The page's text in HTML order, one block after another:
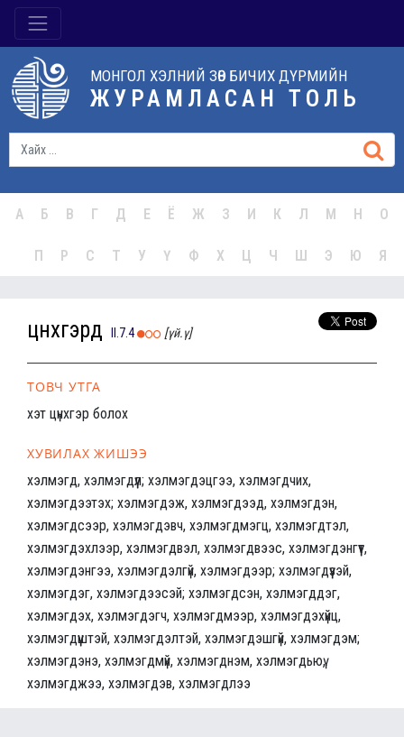
МОНГОЛ ХЭЛНИЙ ЗӨВ БИЧИХ ДҮРМИЙН
ЖУРАМЛАСАН ТОЛЬ
А Б В Г Д Е Ё Ж З И К Л М Н О
П Р С Т У Ү Ф Х Ц Ч Ш Э Ю Я
цүнхгэрд II.7.4 [үй.ү]
ТОВЧ УТГА
хэт цүнхгэр болох
ХУВИЛАХ ЖИШЭЭ
хэлмэгд, хэлмэгдүүл; хэлмэгдэцгээ, хэлмэгдчих,
хэлмэгдээтэх; хэлмэгдэж, хэлмэгдээд, хэлмэгдэн,
хэлмэгдсээр, хэлмэгдэвч, хэлмэгдмэгц, хэлмэгдтэл,
хэлмэгдэхлээр, хэлмэгдвэл, хэлмэгдвээс, хэлмэгдэнгүүт,
хэлмэгдэнгээ, хэлмэгдэлгүй, хэлмэгдээр; хэлмэгдүүзэй,
хэлмэгдэг, хэлмэгдээсэй; хэлмэгдсэн, хэлмэгддэг,
хэлмэгдэх, хэлмэгдэгч, хэлмэгдмээр, хэлмэгдэхүйц,
хэлмэгдүүштэй, хэлмэгдэлтэй, хэлмэгдэшгүй, хэлмэгдэм;
хэлмэгдэнэ, хэлмэгдмүй, хэлмэгднэм, хэлмэгдьюү,
хэлмэгджээ, хэлмэгдэв, хэлмэгдлээ